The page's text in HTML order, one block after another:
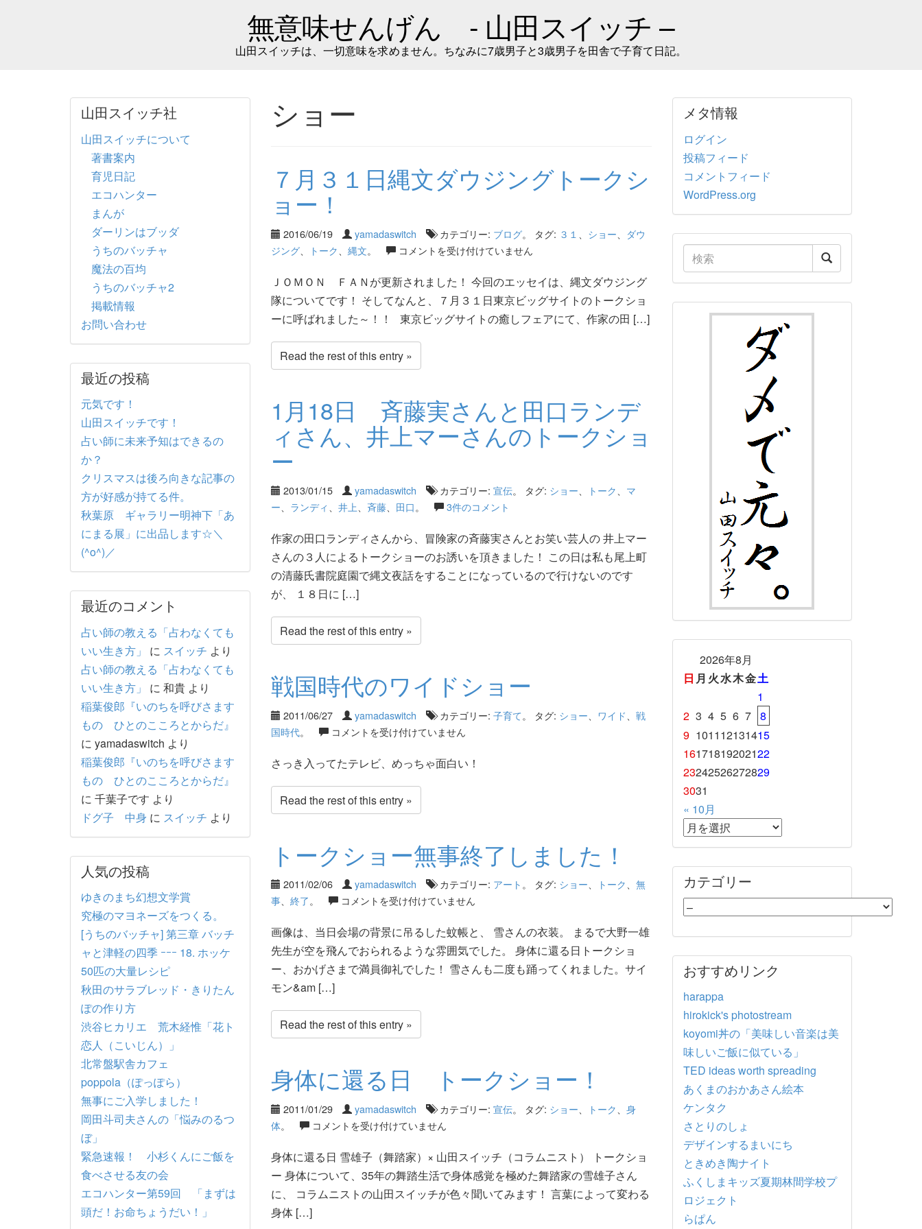
無意味せんげん - 山田スイッチ –
山田スイッチは、一切意味を求めません。ちなみに7歳男子と3歳男子を田舎で子育て日記。
ショー
７月３１日縄文ダウジングトークシ
ョー！
2016/06/19 yamadaswitch カテゴリー: ブログ。 タグ: ３１ ショー
ダウ
ジング、 トーク 縄文。 コメントを受け付けていません
ＪＯＭＯＮ ＦＡＮが更新されました！ 今回のエッセイは、縄文ダウジング
隊についてです！ そしてなんと、７月３１日東京ビッグサイトのトークショ
ーに呼ばれました～！！ 東京ビッグサイトの癒しフェアにて、作家の田 […]
Read the rest of this entry »
1月18日 斉藤実さんと田口ランデ
ィさん、井上マーさんのトークショ
ー
2013/01/15 yamadaswitch カテゴリー: 宣伝。 タグ: ショー トーク
マ
ー
ランディ 井上 斉藤、 田口。 3件のコメント
作家の田口ランディさんから、冒険家の斉藤実さんとお笑い芸人の 井上マー
さんの３人によるトークショーのお誘いを頂きました！ この日は私も尾上町
の清藤氏書院庭園で縄文夜話をすることになっているので行けないのです
が、 １８日に […]
Read the rest of this entry »
戦国時代のワイドショー
2011/06/27 yamadaswitch カテゴリー: 子育て。 タグ: ショー ワイド
戦
国時代。 コメントを受け付けていません
さっき入ってたテレビ、めっちゃ面白い！
Read the rest of this entry »
トークショー無事終了しました！
2011/02/06 yamadaswitch カテゴリー: アート 。 タグ: ショー トーク
無
事、 終了。 コメントを受け付けていません
画像は、当日会場の背景に吊るした蚊帳と、 雪さんの衣装。 まるで大野一雄
先生が空を飛んでおられるような雰囲気でした。 身体に還る日トークショ
ー、おかげさまで満員御礼でした！ 雪さんも二度も踊ってくれました。サイ
モン&am […]
Read the rest of this entry »
身体に還る日 トークショー！
2011/01/29 yamadaswitch カテゴリー: 宣伝。 タグ: ショー トーク
身
体。 コメントを受け付けていません
身体に還る日 雪雄子（舞踏家）× 山田スイッチ（コラムニスト） トークショ
ー 身体について、35年の舞踏生活で身体感覚を極めた舞踏家の雪雄子さん
に、 コラムニストの山田スイッチが色々聞いてみます！ 言葉によって変わる
身体 […]
山田スイッチ社
山田スイッチについて
著書案内
育児日記
エコハンター
まんが
ダーリンはブッダ
うちのバッチャ
魔法の百均
うちのバッチャ2
掲載情報
お問い合わせ
最近の投稿
元気です！
山田スイッチです！
占い師に未来予知はできるの
か？
クリスマスは後ろ向きな記事の
方が好感が持てる件。
秋葉原 ギャラリー明神下「あ
にまる展」に出品します☆＼
(^o^)／
最近のコメント
占い師の教える「占わなくても
いい生き方」
に スイッチ より
占い師の教える「占わなくても
いい生き方」
に 和貴 より
稲葉俊郎『いのちを呼びさます
もの ひとのこころとからだ』
に yamadaswitch より
稲葉俊郎『いのちを呼びさます
もの ひとのこころとからだ』
に 千葉子です より
ドグ子 中身 に スイッチ より
人気の投稿
ゆきのまち幻想文学賞
究極のマヨネーズをつくる。
[うちのバッチャ] 第三章 バッチ
ャと津軽の四季 ｰｰｰ 18. ホッケ
50匹の大量レシピ
秋田のサラブレッド・きりたん
ぽの作り方
渋谷ヒカリエ 荒木経惟「花ト
恋人（こいじん）」
北常盤駅舎カフェ
poppola（ぽっぽら）
無事にご入学しました！
岡田斗司夫さんの「悩みのるつ
ぼ」
緊急速報！ 小杉くんにご飯を
食べさせる友の会
エコハンター第59回 「まずは
頭だ！お命ちょうだい！」
メタ情報
ログイン
投稿フィード
コメントフィード
WordPress.org
2026年8月
日 月 火水木金土
1
2 3 4 5 6 7 8
9 101112131415
16171819202122
23242526272829
3031
« 10月
カテゴリー
おすすめリンク
harappa
hirokick's photostream
koyomi丼の「美味しい音楽は美
味しいご飯に似ている」
TED ideas worth spreading
あくまのおかあさん絵本
ケンタク
さとりのしょ
デザインするまいにち
ときめき陶ナイト
ふくしまキッズ夏期林間学校プ
ロジェクト
らぱん